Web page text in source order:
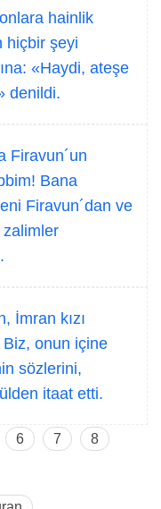
hainlik
hiçbir şeyi
«Haydi, ateşe
denildi.
Firavun´un
Bana
Firavun´dan ve
İmran kızı
Biz, onun içine
sözlerini,
itaat etti.
6 7
8